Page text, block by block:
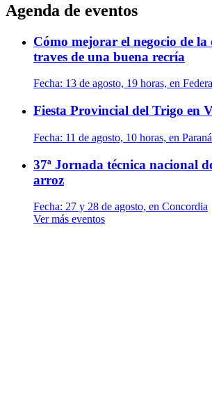
Agenda de eventos
Cómo mejorar el negocio de la
traves de una buena recría
Fecha: 13 de agosto, 19 horas, en
Fiesta Provincial del Trigo en
Fecha: 11 de agosto, 10 horas, en Paraná
37ª Jornada técnica nacional
arroz
Fecha: 27 y 28 de agosto, en Concordia
Ver más eventos